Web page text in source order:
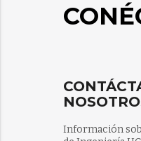
Información